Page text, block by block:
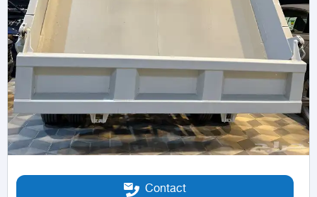
Contact